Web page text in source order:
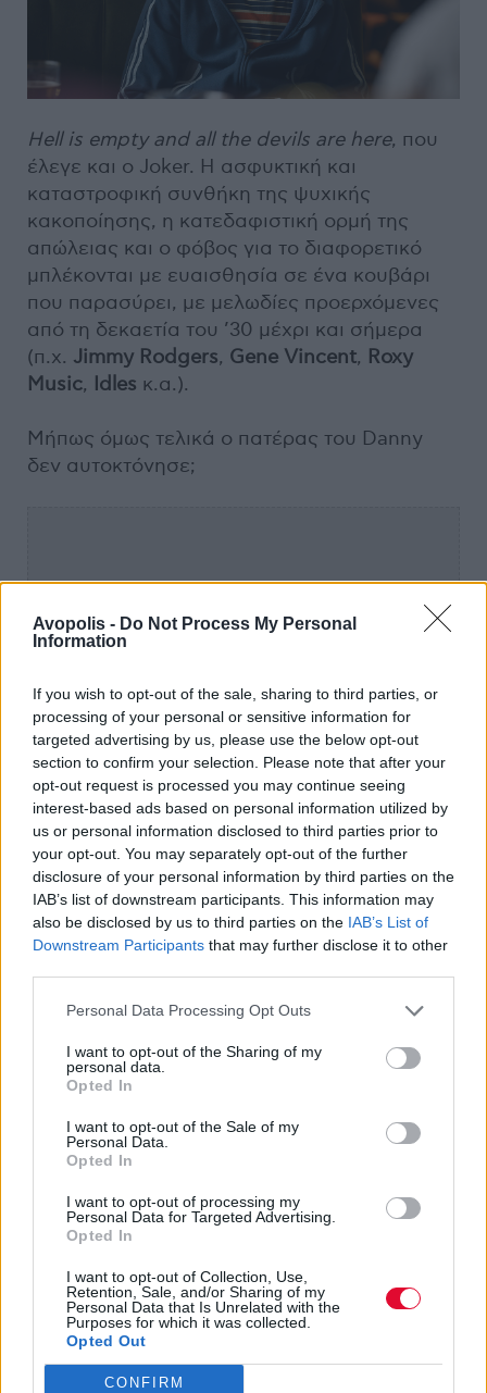
Avopolis - Do Not Process My Personal
Information
If you wish to opt-out of the sale, sharing to third parties, or
processing of your personal or sensitive information for
targeted advertising by us, please use the below opt-out
section to confirm your selection. Please note that after your
opt-out request is processed you may continue seeing
interest-based ads based on personal information utilized by
us or personal information disclosed to third parties prior to
your opt-out. You may separately opt-out of the further
disclosure of your personal information by third parties on the
IAB’s list of downstream participants. This information may
also be disclosed by us to third parties on the IAB’s List of
Downstream Participants that may further disclose it to other
Personal Data Processing Opt Outs
I want to opt-out of the Sharing of my
personal data.
Opted In
I want to opt-out of the Sale of my
Personal Data.
Opted In
I want to opt-out of processing my
Personal Data for Targeted Advertising.
Opted In
I want to opt-out of Collection, Use,
Retention, Sale, and/or Sharing of my
Personal Data that Is Unrelated with the
Purposes for which it was collected.
Opted Out
CONFIRM
Hell is empty and all the devils are here, που
έλεγε και ο Joker. Η ασφυκτική και
καταστροφική συνθήκη της ψυχικής
κακοποίησης, η κατεδαφιστική ορμή της
απώλειας και ο φόβος για το διαφορετικό
μπλέκονται με ευαισθησία σε ένα κουβάρι
που παρασύρει, με μελωδίες προερχόμενες
από τη δεκαετία του ’30 μέχρι και σήμερα
(π.χ. Jimmy Rodgers, Gene Vincent, Roxy
Music, Idles κ.α.).
Μήπως όμως τελικά ο πατέρας του Danny
δεν αυτοκτόνησε;